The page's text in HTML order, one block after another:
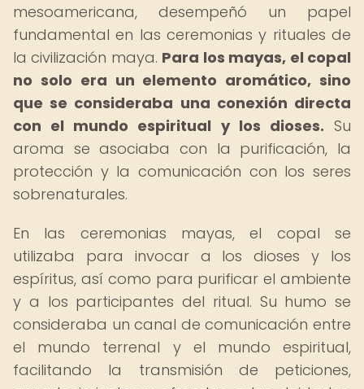
mesoamericana, desempeñó un papel
fundamental en las ceremonias y rituales de
la civilización maya. Para los mayas, el copal
no solo era un elemento aromático, sino
que se consideraba una conexión directa
con el mundo espiritual y los dioses. Su
aroma se asociaba con la purificación, la
protección y la comunicación con los seres
sobrenaturales.
En las ceremonias mayas, el copal se
utilizaba para invocar a los dioses y los
espíritus, así como para purificar el ambiente
y a los participantes del ritual. Su humo se
consideraba un canal de comunicación entre
el mundo terrenal y el mundo espiritual,
facilitando la transmisión de peticiones,